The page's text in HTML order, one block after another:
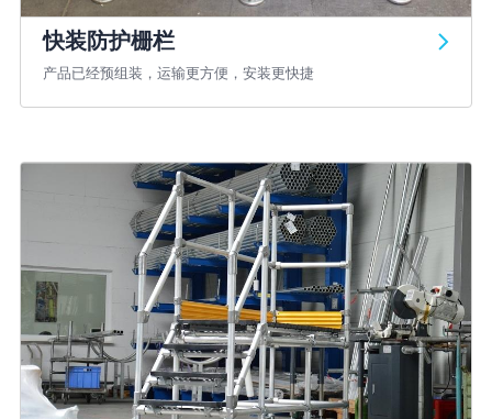
快装防护栅栏
产品已经预组装，运输更方便，安装更快捷